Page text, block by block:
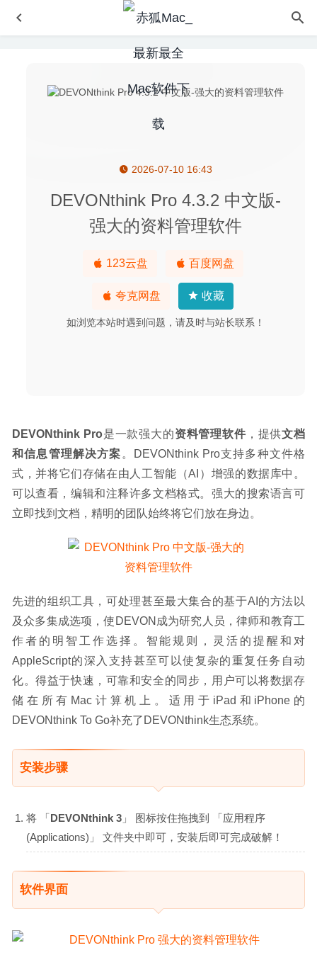
2026-07-10 16:43
DEVONthink Pro 4.3.2 中文版-
强大的资料管理软件
123云盘 百度网盘
夸克网盘 收藏
如浏览本站时遇到问题，请及时与站长联系！
DEVONthink Pro是一款强大的资料管理软件 ，提供文档
和信息管理解决方案 。DEVONthink Pro支持多种文件格
式，并将它们存储在由人工智能（AI）增强的数据库中。
可以查看，编辑和注释许多文档格式。强大的搜索语言可
立即找到文档，精明的团队始终将它们放在身边。
先进的组织工具，可处理甚至最大集合的基于AI的方法以
及众多集成选项，使DEVON成为研究人员，律师和教育工
作者的明智工作选择。智能规则，灵活的提醒和对
AppleScript的深入支持甚至可以使复杂的重复任务自动
化。得益于快速，可靠和安全的同步，用户可以将数据存
储在所有Mac计算机上。适用于iPad和iPhone的
DEVONthink To Go补充了DEVONthink生态系统。
安装步骤
将 「DEVONthink 3 」 图标按住拖拽到 「应用程序
(Applications)」 文件夹中即可，安装后即可完成破解！
软件界面
Adobe Lightroom Classic 2020 9.3 中文版-专业的图像后期
Little Big Workshop(小小大工坊) 2.0.825 中文版 – 乐高风
格的模拟经营游戏 2021-08-29
狂野飙车8:极速凌云 2.7.0 中文版 – 狂野飙车游戏
Numi 3.28 中文版-漂亮神奇的计算器应用 2020-05-29